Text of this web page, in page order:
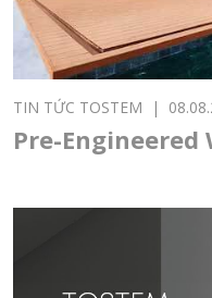
TIN TỨC TOSTEM |
Pre-
ra chuẩn mực